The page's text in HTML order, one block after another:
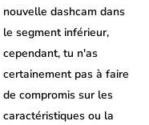
nouvelle dashcam dans
le segment inférieur,
cependant, tu n'as
certainement pas à faire
de compromis sur les
caractéristiques ou la